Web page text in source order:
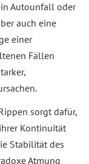
Autounfall oder
auch eine
einer
Fällen
sorgt dafür,
Kontinuität
Stabilität des
Atmung